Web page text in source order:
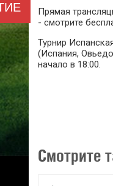
Прямая
- смотрите
Турнир
(Испания,
начало в 18:00.
Смотрите